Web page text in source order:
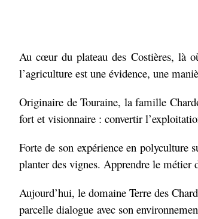
Au cœur du plateau des Costières, là
l’agriculture est une évidence, une
Originaire de Touraine, la famille
fort et visionnaire : convertir
Forte de son expérience en
planter des vignes. Apprendre le
Aujourd’hui, le domaine Terre des
parcelle dialogue avec son